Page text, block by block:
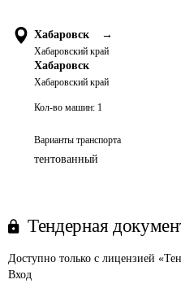
Хабаровск →
Хабаровский край
Хабаровск
Хабаровский край
Кол-во машин: 1
Варианты транспорта
тентованный
Тендерная
Доступно только с лицензией
Вход